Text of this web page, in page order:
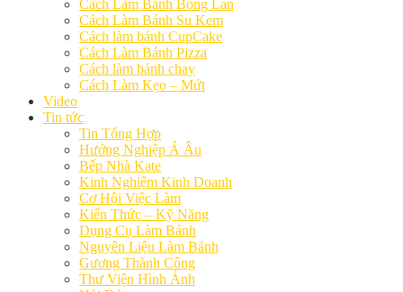
Cách Làm Bánh Bông Lan
Cách Làm Bánh Su Kem
Cách làm bánh CupCake
Cách Làm Bánh Pizza
Cách làm bánh chay
Cách Làm Kẹo – Mứt
Video
Tin tức
Tin Tổng Hợp
Hướng Nghiệp Á Âu
Bếp Nhà Kate
Kinh Nghiệm Kinh Doanh
Cơ Hội Việc Làm
Kiến Thức – Kỹ Năng
Dụng Cụ Làm Bánh
Nguyên Liệu Làm Bánh
Gương Thành Công
Thư Viện Hình Ảnh